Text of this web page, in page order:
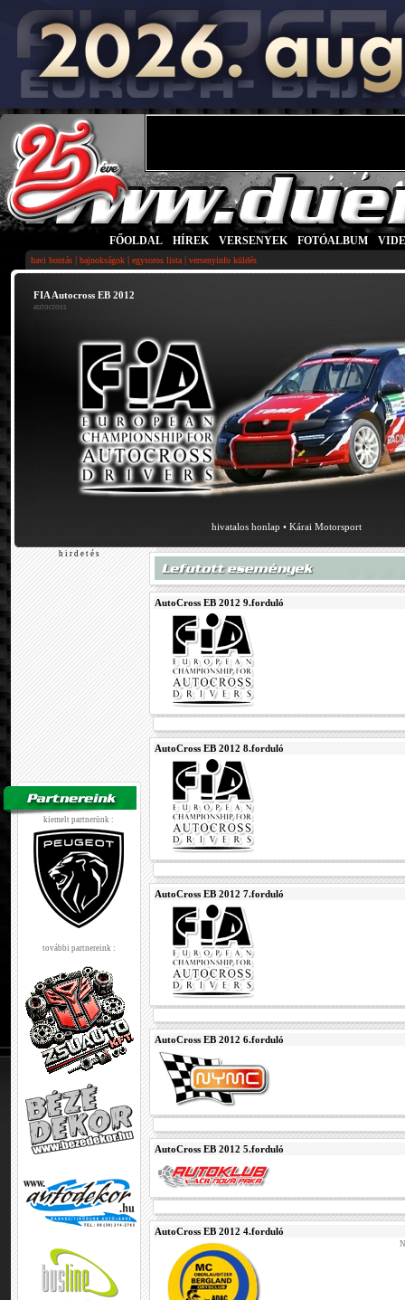
FŐOLDAL HÍREK VERSENYEK FOTÓALBUM
havi bontás | bajnokságok | egysoros lista | versenyinfo küldés
FIA Autocross EB 2012
autocross
hivatalos honlap •Kárai Motorsport
h i r d e t é s
kiemelt partnerünk :
további partnereink :
AutoCross EB 2012 9.forduló
AutoCross EB 2012 8.forduló
AutoCross EB 2012 7.forduló
AutoCross EB 2012 6.forduló
AutoCross EB 2012 5.forduló
AutoCross EB 2012 4.forduló